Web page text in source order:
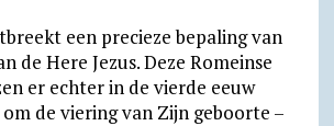
een precieze bepaling van
de Here Jezus. Deze Romeinse
er echter in de vierde eeuw
de viering van Zijn geboorte –